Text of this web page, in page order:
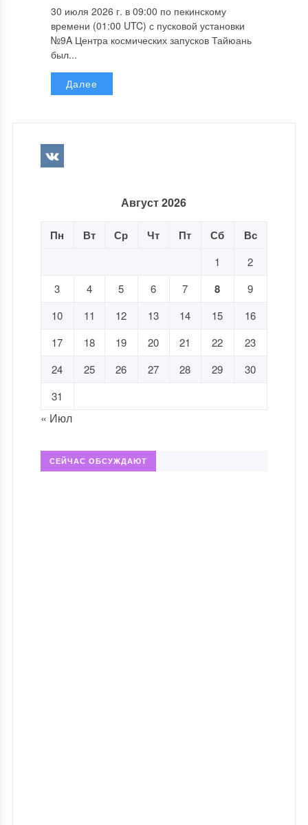
30 июля 2026 г. в 09:00 по пекинскому
времени (01:00 UTC) с пусковой установки
№9A Центра космических запусков Тайюань
был...
Далее
Август 2026
Пн Вт Ср Чт Пт Сб Вс
1
2
3
4 5 6 7 8
9
10
11 12 13 14 15
16
17
18 19 20 21 22
23
24
25 26 27 28 29
30
31
« Июл
СЕЙЧАС ОБСУЖДАЮТ